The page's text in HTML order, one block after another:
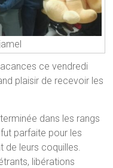
ce vendredi
plaisir de recevoir les
dans les rangs
parfaite pour les
de leurs coquilles.
libérations